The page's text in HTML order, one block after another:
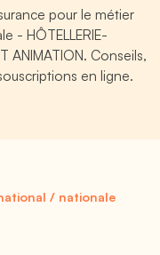
pour le métier
- HÔTELLERIE-
ANIMATION. Conseils,
en ligne.
/ nationale